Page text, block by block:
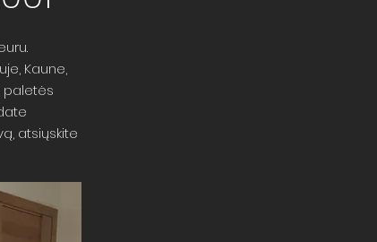
Kaune,
paletės
atsiųskite